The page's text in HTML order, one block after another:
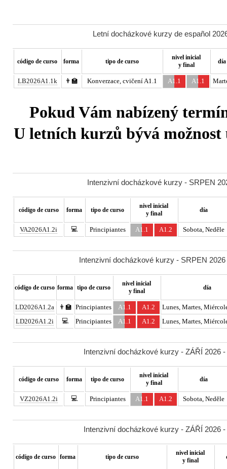
Letní docházkové kurzy de español
código de curso forma tipo de curso
nivel inicial
y final
día
LB2026A1.1k 👨‍🏫 Konverzace, cvičení A1.1 A1.1 A1.1
Pokud Vám nabízený
U letních kurzů bývá
Intenzivní docházkové kurzy - SRPEN
código de curso forma tipo de curso
nivel inicial
y final
día
VA2026A1.2i 💻 Principiantes A1.1 A1.2 Sobota, Neděle
Intenzivní docházkové kurzy - SRPEN
código de curso forma tipo de curso
nivel inicial
y final
día
LD2026A1.2a 👨‍🏫 Principiantes A1.1 A1.2
Lunes, Martes,
LD2026A1.2i
💻 Principiantes A1.1 A1.2 Lunes, Martes,
Intenzivní docházkové kurzy - ZÁŘÍ 2026
código de curso forma tipo de curso
nivel inicial
y final
día
VZ2026A1.2i 💻 Principiantes A1.1 A1.2 Sobota, Neděle
Intenzivní docházkové kurzy - ZÁŘÍ 2026
código de curso forma tipo de curso
nivel inicial
y final